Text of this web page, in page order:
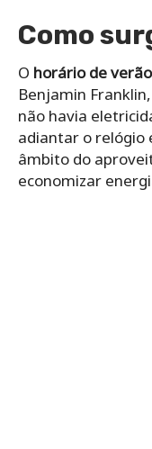
Como
O horário de verão
Benjamin
não havia
adiantar o relógio
âmbito do
economizar